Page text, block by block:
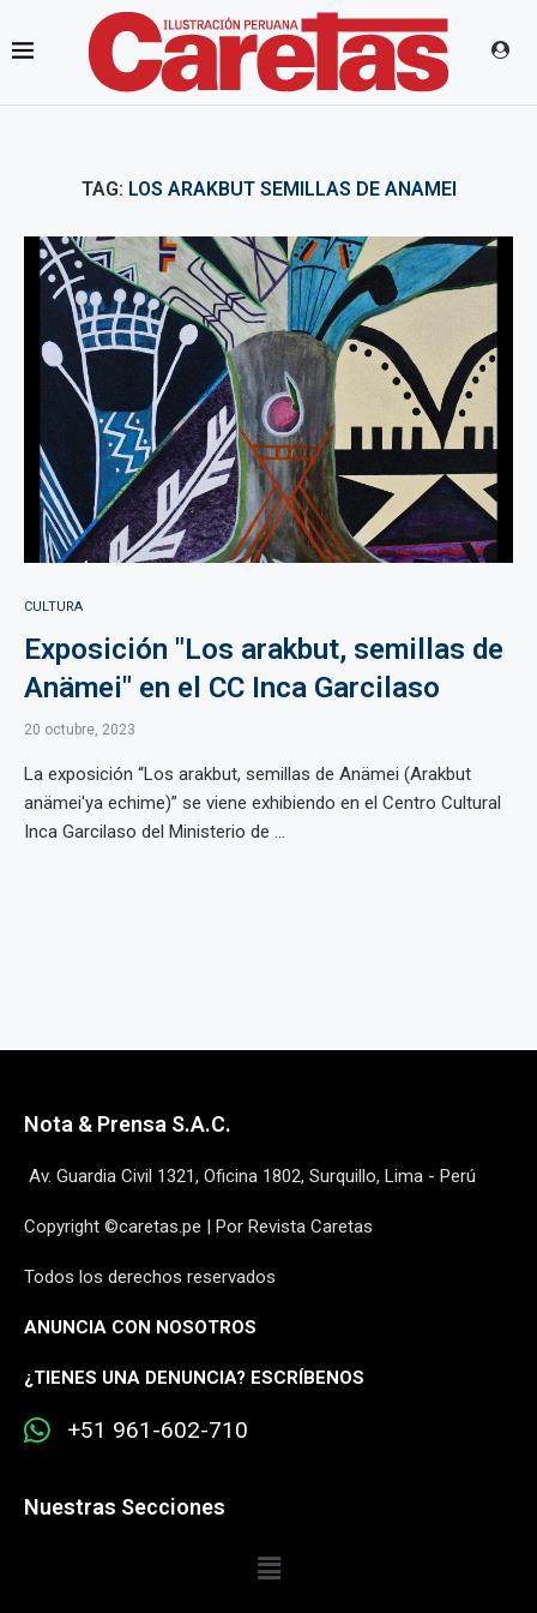
TAG: LOS ARAKBUT SEMILLAS DE ANAMEI
CULTURA
Exposición "Los arakbut, semillas de
Anämei" en el CC Inca Garcilaso
20 octubre, 2023
La exposición “Los arakbut, semillas de Anämei (Arakbut
anämei'ya echime)” se viene exhibiendo en el Centro Cultural
Inca Garcilaso del Ministerio de ...
Nota & Prensa S.A.C.
Av. Guardia Civil 1321, Oficina 1802, Surquillo, Lima - Perú
Copyright ©caretas.pe | Por Revista Caretas
Todos los derechos reservados
ANUNCIA CON NOSOTROS
¿TIENES UNA DENUNCIA? ESCRÍBENOS
+51 961-602-710
Nuestras Secciones